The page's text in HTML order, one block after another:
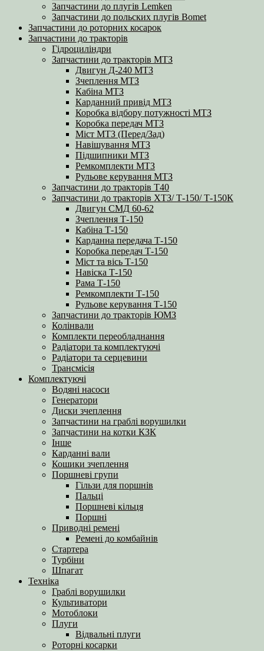
Запчастини до плугів Lemken
Запчастини до польских плугів Bomet
Запчастини до роторних косарок
Запчастини до тракторів
Гідроциліндри
Запчастини до тракторів МТЗ
Двигун Д-240 МТЗ
Зчеплення МТЗ
Кабіна МТЗ
Карданний привід МТЗ
Коробка відбору потужності МТЗ
Коробка передач МТЗ
Міст МТЗ (Перед/Зад)
Навішування МТЗ
Підшипники МТЗ
Ремкомплекти МТЗ
Рульове керування МТЗ
Запчастини до тракторів Т40
Запчастини до тракторів ХТЗ/ Т-150/ Т-150К
Двигун СМД 60-62
Зчеплення Т-150
Кабіна Т-150
Карданна передача Т-150
Коробка передач Т-150
Міст та вісь Т-150
Навіска Т-150
Рама Т-150
Ремкомплекти Т-150
Рульове керування Т-150
Запчастини до тракторів ЮМЗ
Колінвали
Комплекти переобладнання
Радіатори та комплектуючі
Радіатори та серцевини
Трансмісія
Комплектуючі
Водяні насоси
Генератори
Диски зчеплення
Запчастини на граблі ворушилки
Запчастини на котки КЗК
Інше
Карданні вали
Кошики зчеплення
Поршневі групи
Гільзи для поршнів
Пальці
Поршневі кільця
Поршні
Приводні ремені
Ремені до комбайнів
Стартера
Турбіни
Шпагат
Техніка
Граблі ворушилки
Культиватори
Мотоблоки
Плуги
Відвальні плуги
Роторні косарки